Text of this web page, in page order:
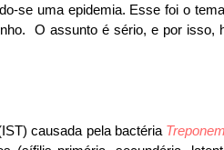
se uma epidemia. Esse foi o
O assunto é sério, e por isso,
causada pela bactéria